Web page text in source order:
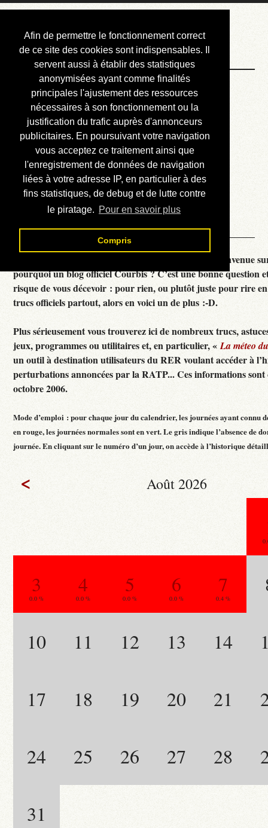
Afin de permettre le fonctionnement correct
de ce site des cookies sont indispensables. Il
servent aussi à établir des statistiques
anonymisées ayant comme finalités
principales l'ajustement des ressources
nécessaires à son fonctionnement ou la
justification du trafic auprès d'annonceurs
publicitaires. En poursuivant votre navigation
vous acceptez ce traitement ainsi que
l'enregistrement de données de navigation
liées à votre adresse IP, en particulier à des
fins statistiques, de debug et de lutte contre
le piratage. Pour en savoir plus
Compris
Courbis, « LE »
Blog Officiel
Bienvenue
Réalisations
Divers (et d’été)
Annonces
Liens externes
Téléchargement
Contact
Courbis, « LE » Blog Officiel - je vous souhaite la bienvenue
pourquoi un blog officiel Courbis ? C’est une bonne question
risque de vous décevoir : pour rien, ou plutôt juste pour rire
trucs officiels partout, alors en voici un de plus :-D.
Plus sérieusement vous trouverez ici de nombreux trucs,
jeux, programmes ou utilitaires et, en particulier, «La méteo
un outil à destination utilisateurs du RER voulant accéder à
perturbations annoncées par la RATP... Ces informations sont
octobre 2006.
Mode d’emploi : pour chaque jour du calendrier, les journées ayant connu
en rouge, les journées normales sont en vert. Le gris indique l’absence de
journée. En cliquant sur le numéro d’un jour, on accède à l’historique
< Août 2026
3
0.0 %
4
0.0 %
5
0.0 %
6
0.0 %
7
0.4 %
10 11 12 13 14
17 18 19 20 21
24 25 26 27 28
31